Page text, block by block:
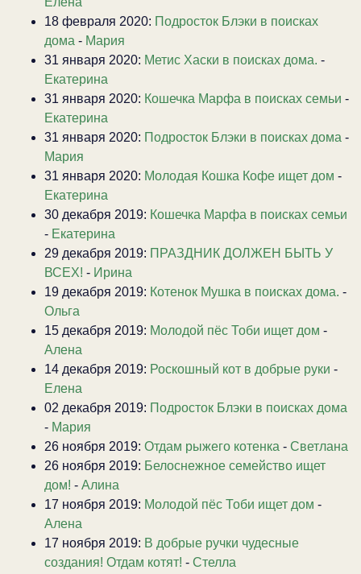
18 февраля 2020: Подросток Блэки в поисках
дома - Мария
31 января 2020: Метис Хаски в поисках дома. -
Екатерина
31 января 2020: Кошечка Марфа в поисках семьи -
Екатерина
31 января 2020: Подросток Блэки в поисках дома -
Мария
31 января 2020: Молодая Кошка Кофе ищет дом -
Екатерина
30 декабря 2019: Кошечка Марфа в поисках семьи
- Екатерина
29 декабря 2019: ПРАЗДНИК ДОЛЖЕН БЫТЬ У
ВСЕХ! - Ирина
19 декабря 2019: Котенок Мушка в поисках дома. -
Ольга
15 декабря 2019: Молодой пёс Тоби ищет дом -
Алена
14 декабря 2019: Роскошный кот в добрые руки -
Елена
02 декабря 2019: Подросток Блэки в поисках дома
- Мария
26 ноября 2019: Отдам рыжего котенка - Светлана
26 ноября 2019: Белоснежное семейство ищет
дом! - Алина
17 ноября 2019: Молодой пёс Тоби ищет дом -
Алена
17 ноября 2019: В добрые ручки чудесные
создания! Отдам котят! - Стелла